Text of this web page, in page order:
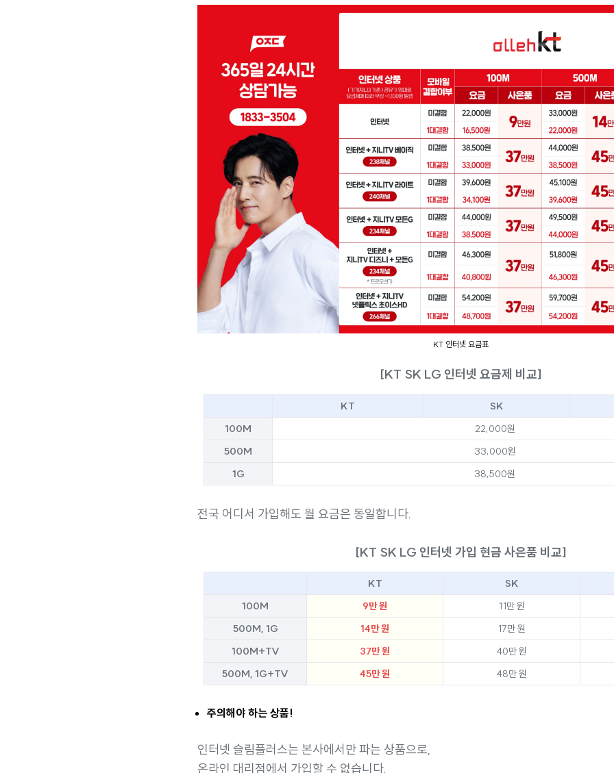
KT 인터넷 요금표
[KT SK LG 인터넷 요금제 비교]
KT
SK
100M
22,000원
500M
33,000원
1G
38,500원
전국 어디서 가입해도 월 요금은 동일합니다.
[KT SK LG 인터넷 가입 현금 사은품 비교]
KT
SK
100M
9만 원
11만 원
500M, 1G
14만 원
17만 원
100M+TV
37만 원
40만 원
500M, 1G+TV
45만 원 48만 원
주의해야 하는 상품!
인터넷 슬림플러스는 본사에서만 파는 상품으로,
온라인 대리점에서 가입할 수 없습니다.